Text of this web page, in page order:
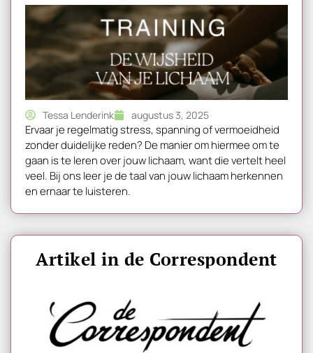
Tessa Lenderink augustus 3, 2025
Ervaar je regelmatig stress, spanning of vermoeidheid
zonder duidelijke reden? De manier om hiermee om te
gaan is te leren over jouw lichaam, want die vertelt heel
veel. Bij ons leer je de taal van jouw lichaam herkennen
en ernaar te luisteren.
Artikel in de Correspondent